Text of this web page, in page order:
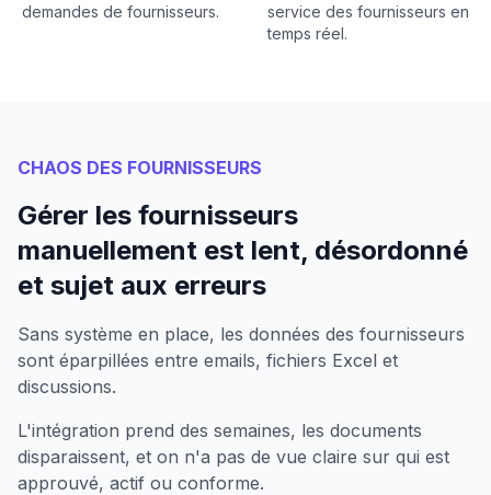
demandes de fournisseurs.
service des fournisseurs en
temps réel.
CHAOS DES FOURNISSEURS
Gérer les fournisseurs
manuellement est lent, désordonné
et sujet aux erreurs
Sans système en place, les données des fournisseurs
sont éparpillées entre emails, fichiers Excel et
discussions.
L'intégration prend des semaines, les documents
disparaissent, et on n'a pas de vue claire sur qui est
approuvé, actif ou conforme.